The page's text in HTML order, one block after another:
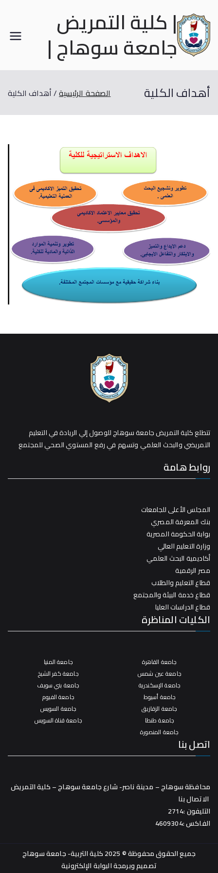
| كلية التمريض
جامعة سوهاج |
أهداف الكلية الصفحة الرئيسية أهداف الكلية
تتطلع كلية التمريض جامعة سوهاج للوصول إلي الريادة في التعليم
التمريضي والبحث العلمي وتسهم في رفع المستوي الصحي للمجتمع
روابط هامة
المجلس الأعلى للجامعات
بنك المعرفة المصري
بوابة الحكومة المصرية
وزارة التعليم العالي
أكاديمية البحث العلمي
مصر الرقمية
قطاع التعليم والطلاب
قطاع خدمة البيئة والمجتمع
قطاع الدراسات العليا
الكليات المناظرة
جامعة القاهرة
جامعة عين شمس
جامعة الإسكندرية
جامعة أسيوط
جامعة الزقازيق
جامعة طنطا
جامعة المنصورة
جامعة المنيا
جامعة كفر الشيخ
جامعة بني سويف
جامعة الفيوم
جامعة السويس
جامعة قناة السويس
اتصل بنا
محافظة سوهاج – مدينة ناصر- شارع جامعة سوهاج – كلية التمريض
الاتصال بنا
التليفون :2714
الفاكس :4609304
جميع الحقوق محفوظة © 2025 كلية التربية- جامعة سوهاج
تصميم وبرمجةالبوابة الإلكترونية